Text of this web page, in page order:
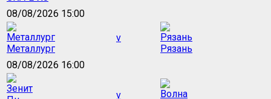
08/08/2026 15:00
Металлург
v
Рязань
08/08/2026 16:00
v